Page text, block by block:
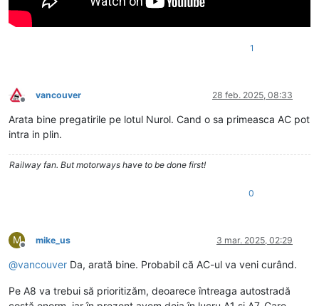
1
Deconectat
vancouver 28 feb. 2025, 08:33
Arata bine pregatirile pe lotul Nurol. Cand o sa primeasca AC pot
intra in plin.
Railway fan. But motorways have to be done first!
0
M
Deconectat
mike_us 3 mar. 2025, 02:29
@vancouver Da, arată bine. Probabil că AC-ul va veni curând.
Pe A8 va trebui să prioritizăm, deoarece întreaga autostradă